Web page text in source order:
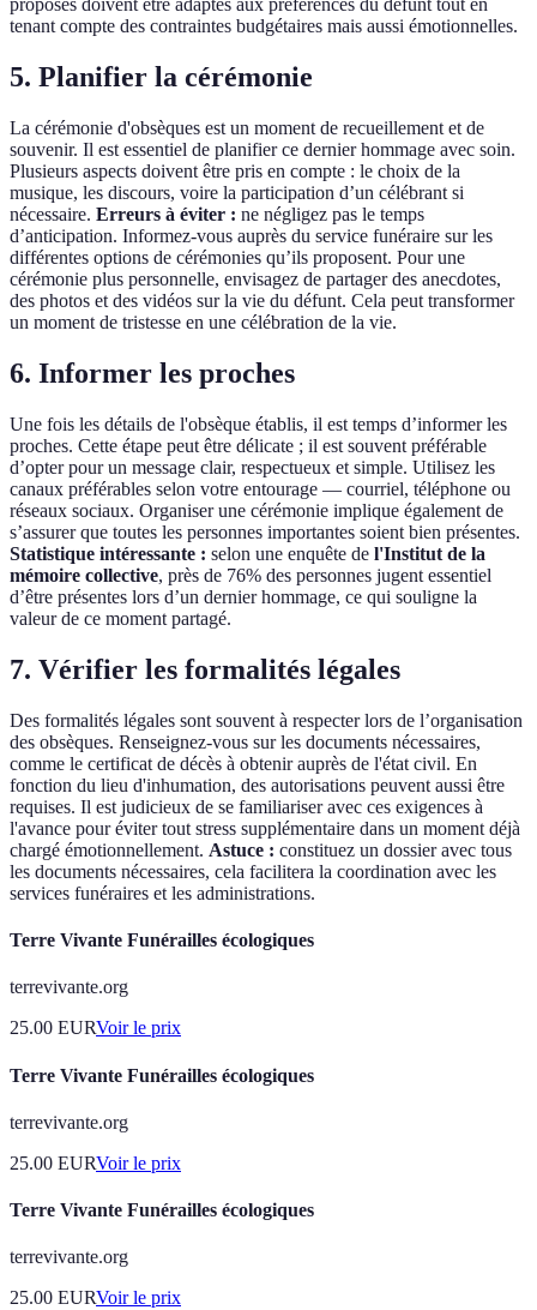
proposés doivent être adaptés aux préférences du défunt tout en
tenant compte des contraintes budgétaires mais aussi émotionnelles.
5. Planifier la cérémonie
La cérémonie d'obsèques est un moment de recueillement et de
souvenir. Il est essentiel de planifier ce dernier hommage avec soin.
Plusieurs aspects doivent être pris en compte : le choix de la
musique, les discours, voire la participation d’un célébrant si
nécessaire. Erreurs à éviter : ne négligez pas le temps
d’anticipation. Informez-vous auprès du service funéraire sur les
différentes options de cérémonies qu’ils proposent. Pour une
cérémonie plus personnelle, envisagez de partager des anecdotes,
des photos et des vidéos sur la vie du défunt. Cela peut transformer
un moment de tristesse en une célébration de la vie.
6. Informer les proches
Une fois les détails de l'obsèque établis, il est temps d’informer les
proches. Cette étape peut être délicate ; il est souvent préférable
d’opter pour un message clair, respectueux et simple. Utilisez les
canaux préférables selon votre entourage — courriel, téléphone ou
réseaux sociaux. Organiser une cérémonie implique également de
s’assurer que toutes les personnes importantes soient bien présentes.
Statistique intéressante : selon une enquête de l'Institut de la
mémoire collective, près de 76% des personnes jugent essentiel
d’être présentes lors d’un dernier hommage, ce qui souligne la
valeur de ce moment partagé.
7. Vérifier les formalités légales
Des formalités légales sont souvent à respecter lors de l’organisation
des obsèques. Renseignez-vous sur les documents nécessaires,
comme le certificat de décès à obtenir auprès de l'état civil. En
fonction du lieu d'inhumation, des autorisations peuvent aussi être
requises. Il est judicieux de se familiariser avec ces exigences à
l'avance pour éviter tout stress supplémentaire dans un moment déjà
chargé émotionnellement. Astuce : constituez un dossier avec tous
les documents nécessaires, cela facilitera la coordination avec les
services funéraires et les administrations.
Terre Vivante Funérailles écologiques
terrevivante.org
25.00 EURVoir le prix
Terre Vivante Funérailles écologiques
terrevivante.org
25.00 EURVoir le prix
Terre Vivante Funérailles écologiques
terrevivante.org
25.00 EURVoir le prix